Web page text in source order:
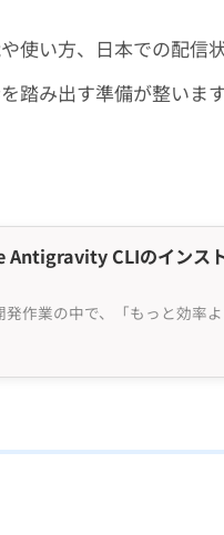
使い方、日本での配信
踏み出す準備が整います
Antigravity CLIのインス